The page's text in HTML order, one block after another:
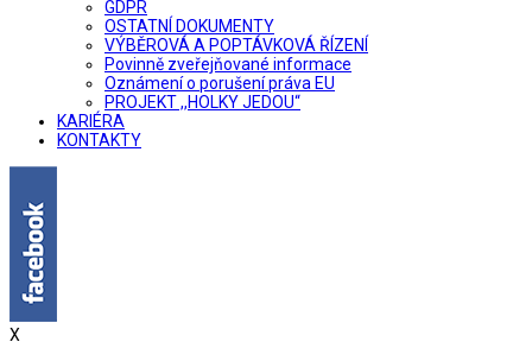
GDPR
OSTATNÍ DOKUMENTY
VÝBĚROVÁ A POPTÁVKOVÁ ŘÍZENÍ
Povinně zveřejňované informace
Oznámení o porušení práva EU
PROJEKT ,,HOLKY JEDOU“
KARIÉRA
KONTAKTY
X